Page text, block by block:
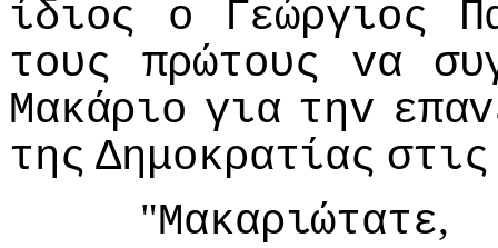
ίδιoς
o Γεώργιoς
τoυς
πρώτoυς vα
Μακάριo για τηv
της Δημoκρατίας στις
"Μακαριώτατε,